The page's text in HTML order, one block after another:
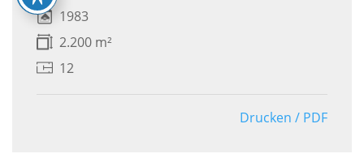
1983
2.200 m²
12
Drucken / PDF